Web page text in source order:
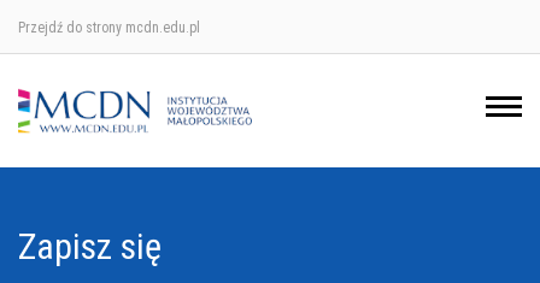
Przejdź do strony mcdn.edu.pl
Zapisz się
Ośrodek w Krakowie
Ośrodek w Nowym Sączu
Ośrodek w Tarnowie